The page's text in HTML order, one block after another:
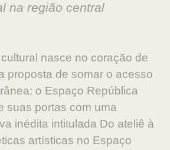
na região central
nasce no coração de
proposta de somar o acesso
o Espaço República
suas portas com uma
inédita intitulada Do ateliê à
artísticas no Espaço